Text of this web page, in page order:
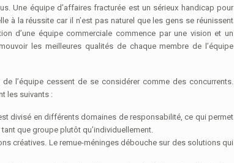
Une équipe d’affaires fracturée est un sérieux handicap pour
à la réussite car il n’est pas naturel que les gens se réunissent
d’une équipe commerciale commence par une vision et un
les meilleures qualités de chaque membre de l’équipe
l’équipe cessent de se considérer comme des concurrents.
les suivants :
divisé en différents domaines de responsabilité, ce qui permet
que groupe plutôt qu’individuellement.
créatives. Le remue-méninges débouche sur des solutions qui